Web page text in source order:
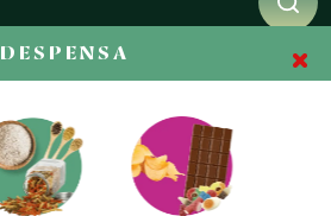
DESPENSA